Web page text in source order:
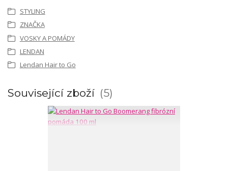
STYLING
ZNAČKA
VOSKY A POMÁDY
LENDAN
Lendan Hair to Go
Související zboží 5